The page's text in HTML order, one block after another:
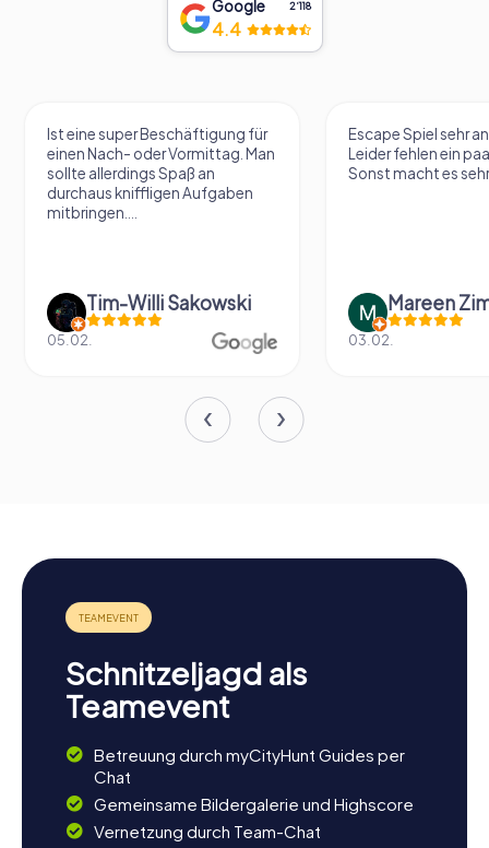
Google 2‘118
4.4
Ist eine super Beschäftigung für
einen Nach- oder Vormittag. Man
sollte allerdings Spaß an
durchaus kniffligen Aufgaben
mitbringen....
Tim-Willi Sakowski
05.02.
Escape Spiel sehr
Leider fehlen ein
Sonst macht es
Mareen
03.02.
Schnitzeljagd als
Teamevent
Betreuung durch myCityHunt Guides per
Chat
Gemeinsame Bildergalerie und Highscore
Vernetzung durch Team-Chat